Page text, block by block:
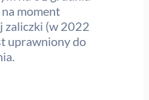
moment
zaliczki (w 2022
uprawniony do